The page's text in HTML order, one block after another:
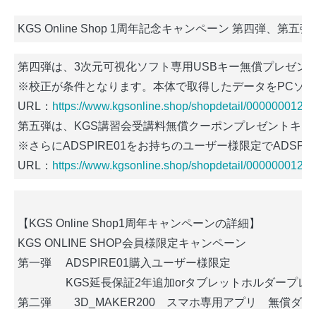
KGS Online Shop 1周年記念キャンペーン 第四弾、第五弾
第四弾は、3次元可視化ソフト専用USBキー無償プレゼン
※校正が条件となります。本体で取得したデータをPCソ
URL： https://www.kgsonline.shop/shopdetail/
第五弾は、KGS講習会受講料無償クーポンプレゼントキ
※さらにADSPIRE01をお持ちのユーザー様限定で
URL： https://www.kgsonline.shop/shopdetail/
【KGS Online Shop1周年キャンペーンの詳細】
KGS ONLINE SHOP会員様限定キャンペーン
第一弾　 ADSPIRE01購入ユーザー様限定
KGS延長保証2年追加orタブレットホルダープレゼ
第二弾　　3D_MAKER200　スマホ専用アプリ　無償ダ